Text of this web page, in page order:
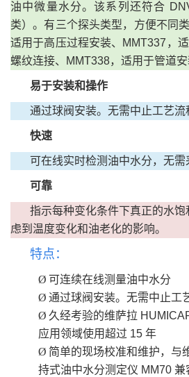
油中微量水分。该系列还符合
类）。有三个探头类型，方便不同类
适用于高压过程安装、 MMT337，
螺纹连接、
MMT338，适用于管道安
易于安装和操作
通过球阀安装。无需中止工艺流
快速
可在线实时检测油中水分，无需
可靠
指示每种变化条件下真正的水
虑到温度变化和油老化的影响。
特点：
Ø 可连续在线测量油中水分
Ø 通过球阀安装。无需中止工
Ø 久经考验的维萨拉
应用领域使用超过 15 年
Ø 简单的现场校准和维护，与
持式油中水分测定仪 MM70 兼